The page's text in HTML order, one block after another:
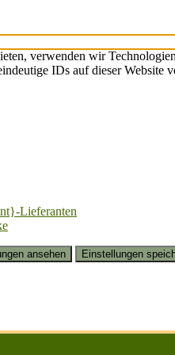
verwenden wir
IDs auf dieser
Lieferanten
ansehen Einstellungen